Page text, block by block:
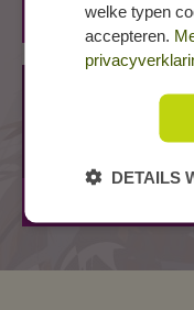
BOL 1 jaar
VEENDAM,
welke typen
accepteren.
DETAILS